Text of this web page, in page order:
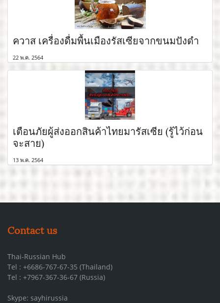
ควาส เครื่องดื่มพื้นเมืองรัสเซียจากขนมปังดำ
22 พ.ค. 2564
เตือนภัยผู้ส่งออกสินค้าไทยมารัสเซีย (รู้ไว้ก่อน
จะสาย)
13 พ.ค. 2564
Contact us
Thai-Russian Hub
Tel : +6686-767-67-35 (Thailand)
Tel : +7967-367-36-67 (Russia)
Skype: sayhirussia